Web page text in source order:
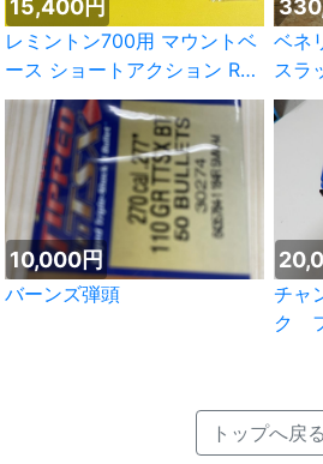
15,400円
レミントン700用 マウントベ
ース ショートアクション RH
用
ベ
スラ
10,000円
バーンズ弾頭
チャ
ク
トップへ戻る